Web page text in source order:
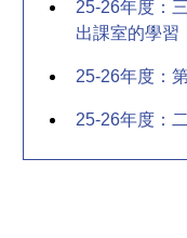
25-26年度：
出課室的學習
25-26年度：
25-26年度：